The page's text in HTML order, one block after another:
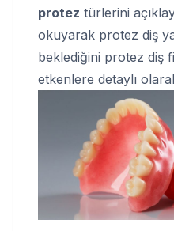
protez türlerini
okuyarak protez diş
beklediğini protez diş
etkenlere detaylı